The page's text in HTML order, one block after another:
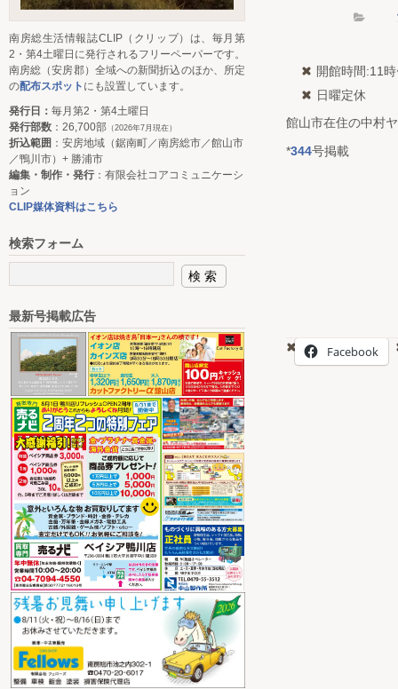
開館時間:11
日曜定休
館山市在住の中村
*344号掲載
Facebook
南房総生活情報誌CLIP（クリップ）は、毎月第
2・第4土曜日に発行されるフリーペーパーです。
南房総（安房郡）全域への新聞折込のほか、所定
の配布スポット にも設置しています。
発行日： 毎月第2・第4土曜日
発行部数 ：26,700部 （2026年7月現在）
折込範囲 ：安房地域（鋸南町／南房総市／館山市
／鴨川市）+ 勝浦市
編集・制作・発行：有限会社コアコミュニケーシ
ョン
CLIP媒体資料はこちら
検索フォーム
最新号掲載広告